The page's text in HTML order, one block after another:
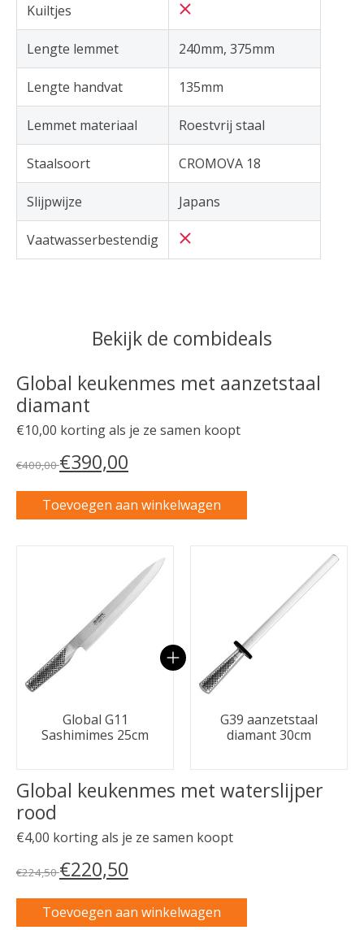
Kuiltjes
Lengte lemmet 240mm, 375mm
Lengte handvat 135mm
Lemmet materiaal Roestvrij staal
Staalsoort CROMOVA 18
Slijpwijze Japans
Vaatwasserbestendig
Bekijk de combideals
Global keukenmes met aanzetstaal
diamant
€10,00 korting als je ze samen koopt
€400,00€390,00
Toevoegen aan winkelwagen
Carrousel van gebundelde producten
Global G11
Sashimimes 25cm
G39 aanzetstaal
diamant 30cm
Global keukenmes met waterslijper
rood
€4,00 korting als je ze samen koopt
€224,50€220,50
Toevoegen aan winkelwagen